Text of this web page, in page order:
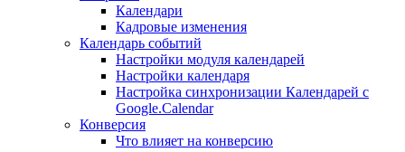
Календари
Кадровые изменения
Календарь событий
Настройки модуля календарей
Настройки календаря
Настройка синхронизации Календарей с
Google.Calendar
Конверсия
Что влияет на конверсию